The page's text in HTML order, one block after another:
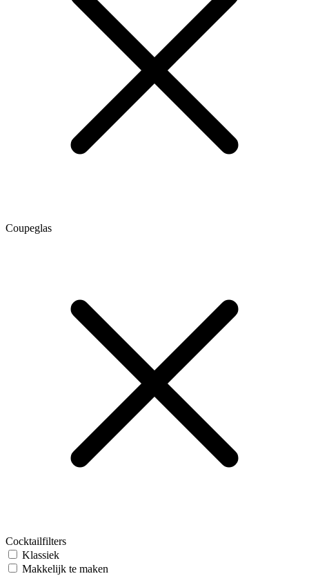
Coupeglas
Cocktailfilters
Klassiek
Makkelijk te maken